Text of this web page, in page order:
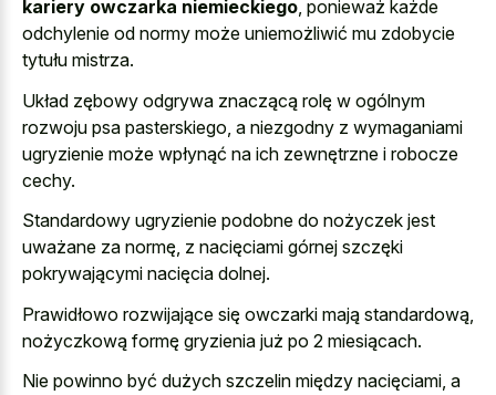
kariery owczarka niemieckiego, ponieważ każde
odchylenie od normy może uniemożliwić mu zdobycie
tytułu mistrza.
Układ zębowy odgrywa znaczącą rolę w ogólnym
rozwoju psa pasterskiego, a niezgodny z wymaganiami
ugryzienie może wpłynąć na ich zewnętrzne i robocze
cechy.
Standardowy ugryzienie podobne do nożyczek jest
uważane za normę, z nacięciami górnej szczęki
pokrywającymi nacięcia dolnej.
Prawidłowo rozwijające się owczarki mają standardową,
nożyczkową formę gryzienia już po 2 miesiącach.
Nie powinno być dużych szczelin między nacięciami, a